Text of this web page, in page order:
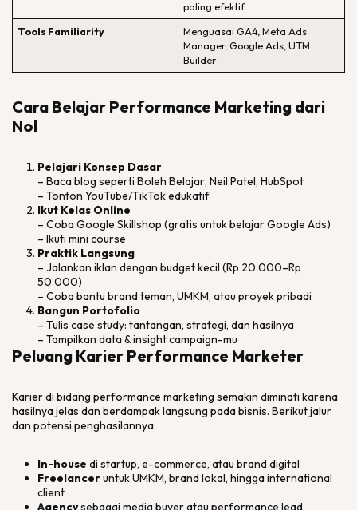
paling efektif
Tools Familiarity
Menguasai GA4, Meta Ads
Manager, Google Ads, UTM
Builder
Cara Belajar Performance Marketing dari
Nol
Pelajari Konsep Dasar
– Baca blog seperti Boleh Belajar, Neil Patel, HubSpot
– Tonton YouTube/TikTok edukatif
Ikut Kelas Online
– Coba Google Skillshop (gratis untuk belajar Google Ads)
– Ikuti mini course
Praktik Langsung
– Jalankan iklan dengan budget kecil (Rp 20.000–Rp
50.000)
– Coba bantu brand teman, UMKM, atau proyek pribadi
Bangun Portofolio
– Tulis case study: tantangan, strategi, dan hasilnya
– Tampilkan data & insight campaign-mu
Peluang Karier Performance Marketer
Karier di bidang performance marketing semakin diminati karena
hasilnya jelas dan berdampak langsung pada bisnis. Berikut jalur
dan potensi penghasilannya:
In-house di startup, e-commerce, atau brand digital
Freelanceruntuk UMKM, brand lokal, hingga international
client
Agencysebagai media buyer atau performance lead